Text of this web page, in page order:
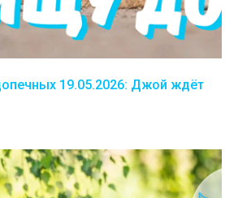
19.05.2026: Джой ждёт